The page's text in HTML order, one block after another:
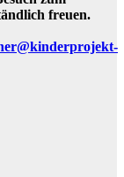
freuen.